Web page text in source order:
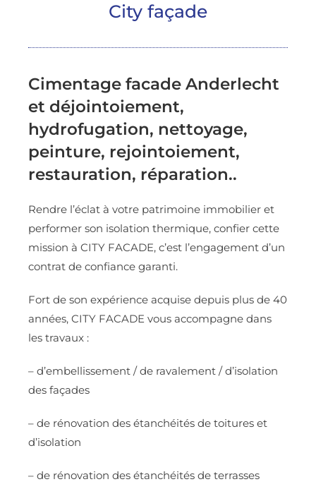
City façade
Cimentage facade Anderlecht
et déjointoiement,
hydrofugation, nettoyage,
peinture, rejointoiement,
restauration, réparation..
Rendre l’éclat à votre patrimoine immobilier et
performer son isolation thermique, confier cette
mission à CITY FACADE, c’est l’engagement d’un
contrat de confiance garanti.
Fort de son expérience acquise depuis plus de 40
années, CITY FACADE vous accompagne dans
les travaux :
– d’embellissement / de ravalement / d’isolation
des façades
– de rénovation des étanchéités de toitures et
d’isolation
– de rénovation des étanchéités de terrasses